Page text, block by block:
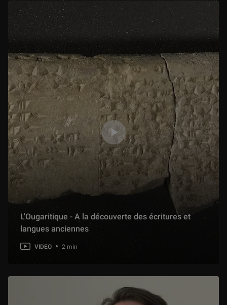
L'Ougaritique - A la découverte des écritures et
langues anciennes
VIDEO 2 min